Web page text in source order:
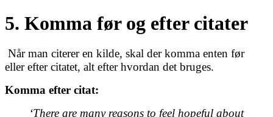
5. Komma før og efter citater
Når man citerer en kilde, skal der komma enten før
eller efter citatet, alt efter hvordan det bruges.
Komma efter citat:
‘There are many reasons to feel hopeful about